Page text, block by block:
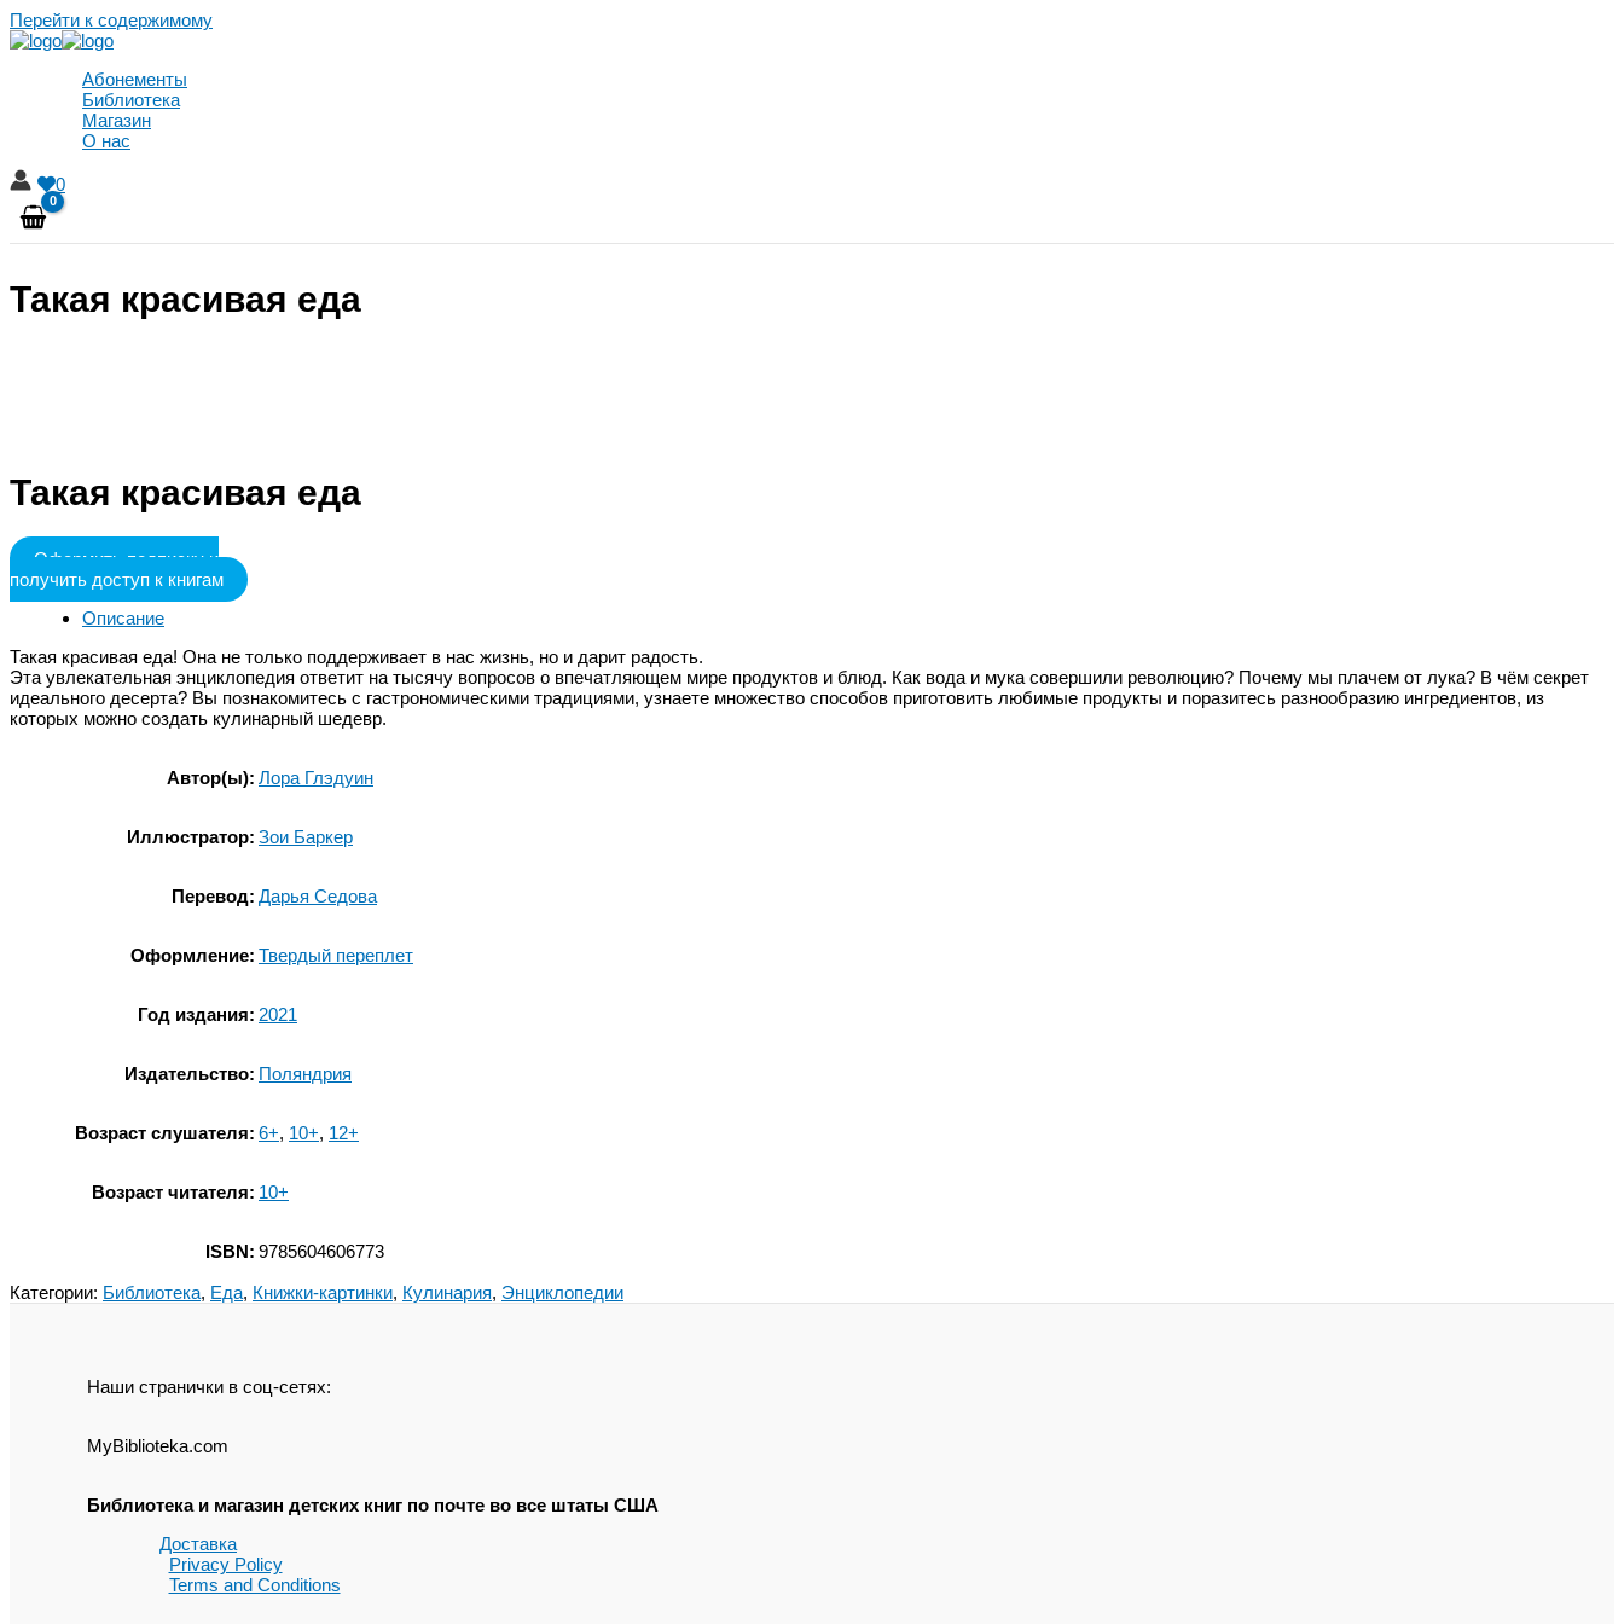
Перейти к содержимому
Абонементы
Библиотека
Магазин
О нас
0
Такая красивая еда
Такая красивая еда
Оформить подписку и
получить доступ к книгам
Описание
Такая красивая еда! Она не только поддерживает в нас жизнь, но и дарит радость.
Эта увлекательная энциклопедия ответит на тысячу вопросов о впечатляющем мире продуктов и блюд. Как вода и мука совершили революцию? Почему мы плачем от лука? В чём секрет
идеального десерта? Вы познакомитесь с гастрономическими традициями, узнаете множество способов приготовить любимые продукты и поразитесь разнообразию ингредиентов, из
которых можно создать кулинарный шедевр.
Автор(ы): Лора Глэдуин
Иллюстратор: Зои Баркер
Перевод: Дарья Седова
Оформление: Твердый переплет
Год издания: 2021
Издательство: Поляндрия
Возраст слушателя: 6+, 10+, 12+
Возраст читателя: 10+
ISBN: 9785604606773
Категории: Библиотека, Еда, Книжки-картинки, Кулинария, Энциклопедии
Наши странички в соц-сетях:
MyBiblioteka.com
Библиотека и магазин детских книг по почте во все штаты США
Доставка
Privacy Policy
Terms and Conditions